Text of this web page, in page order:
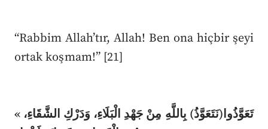
“Rabbim Allah’tır, Allah! Ben ona hiçbir şeyi
ortak koşmam!” [21]
« تَعَوَّذُوا(نَتَعَوَّذُ) بِاللَّهِ مِنْ جَهْدِ الْبَلَاءِ، وَدَرْكِ الشَّقَاءِ،